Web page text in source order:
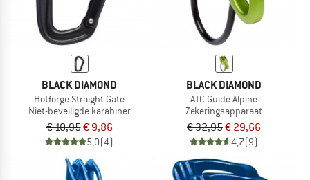
BLACK DIAMOND
Hotforge Straight Gate
Niet-beveiligde karabiner
€ 10,95€ 9,86
5,0(4)
BLACK DIAMOND
ATC-Guide Alpine
Zekeringsapparaat
€ 32,95€ 29,66
4,7(9)